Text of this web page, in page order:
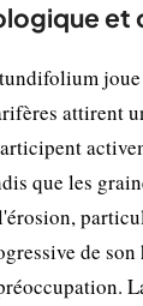
et
joue
attirent
que les
de